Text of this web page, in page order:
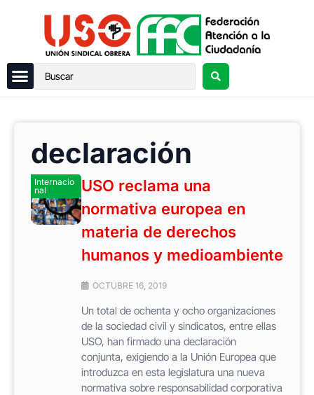
declaración
Internacio
nal
USO reclama una
normativa europea en
materia de derechos
humanos y medioambiente
OCTUBRE 16, 2019
Un total de ochenta y ocho organizaciones
de la sociedad civil y sindicatos, entre ellas
USO, han firmado una declaración
conjunta, exigiendo a la Unión Europea que
introduzca en esta legislatura una nueva
normativa sobre responsabilidad corporativa